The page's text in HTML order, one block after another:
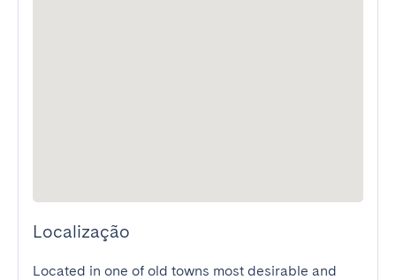
Localização
Located in one of old towns most desirable and